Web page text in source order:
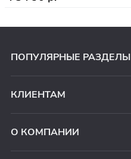
ПОПУЛЯРНЫЕ РАЗДЕЛЫ
КЛИЕНТАМ
О КОМПАНИИ